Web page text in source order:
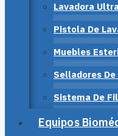
Lavadora
Pistola De
Muebles
Selladores
Sistema De
Equipos